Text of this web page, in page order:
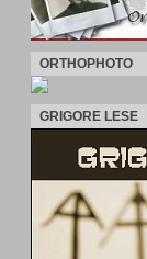
ORTHOPHOTO
GRIGORE LESE